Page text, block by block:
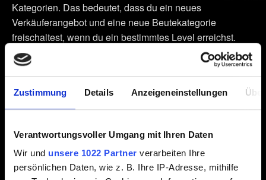
Zustimmung Details Anzeigeneinstellungen
Verantwortungsvoller Umgang mit Ihren Daten
Wir und unsere 1022 Partner verarbeiten Ihre
persönlichen Daten, wie z. B. Ihre IP-Adresse, mithilfe
Kategorien. Das bedeutet, dass du ein neues
Verkäuferangebot und eine neue Beutekategorie
freischaltest, wenn du ein bestimmtes Level erreichst.
Waffen
Kategorie 2ab Level 9
Kategorie 3ab Level 17
Kategorie 5ab Level 33
Kategorie 5++ab Level 51 (nur mit Phantom Liberty)